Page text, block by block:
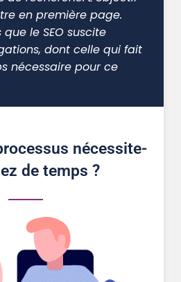
en première page.
le SEO suscite
dont celle qui fait
nécessaire pour ce
nécessite-
de temps ?